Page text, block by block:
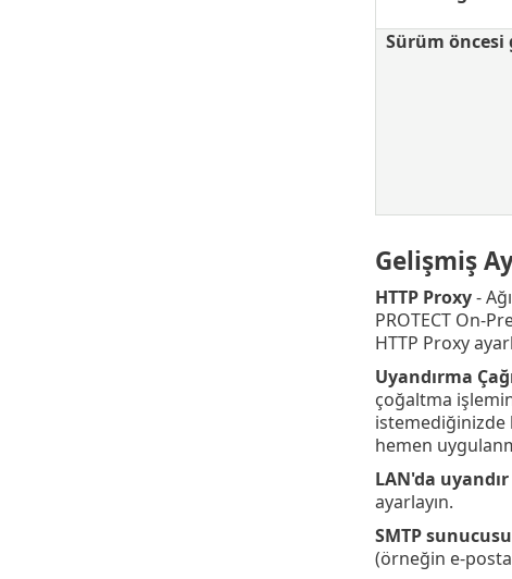
Sürüm öncesi
Gelişmiş
HTTP Proxy-
PROTECT On-
HTTP Proxy
Uyandırma
çoğaltma
istemediğinizde
hemen
LAN'da uyandır
ayarlayın.
SMTP sunucusu
(örneğin e-